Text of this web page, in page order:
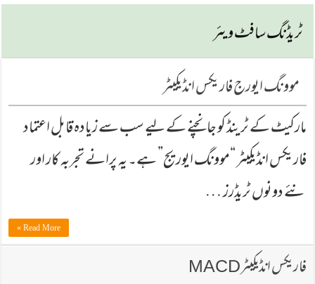
ٹریڈنگ سافٹ ویئر
موونگ ایورج فاریکس انڈیکیٹر
مارکیٹ کے ٹرینڈ کو جانچنے کے لیے سب سے زیادہ قابل اعتماد
فاریکس انڈیکیٹر “موونگ ایوریج” ہے۔ یہ پرانے تجربہ کار اور
نئے دونوں ٹریڈرز …
Read More »
فاریکس انڈیکیٹرMACD